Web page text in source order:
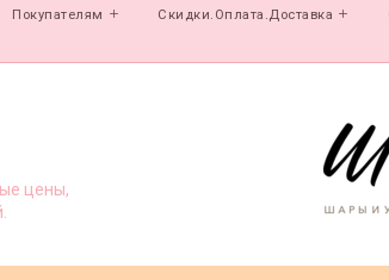
Покупателям Скидки.Оплата.Доставка
цены,